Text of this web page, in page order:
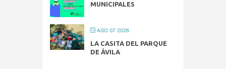
MUNICIPALES
AGO 07 2026
LA CASITA DEL PARQUE
DE ÁVILA